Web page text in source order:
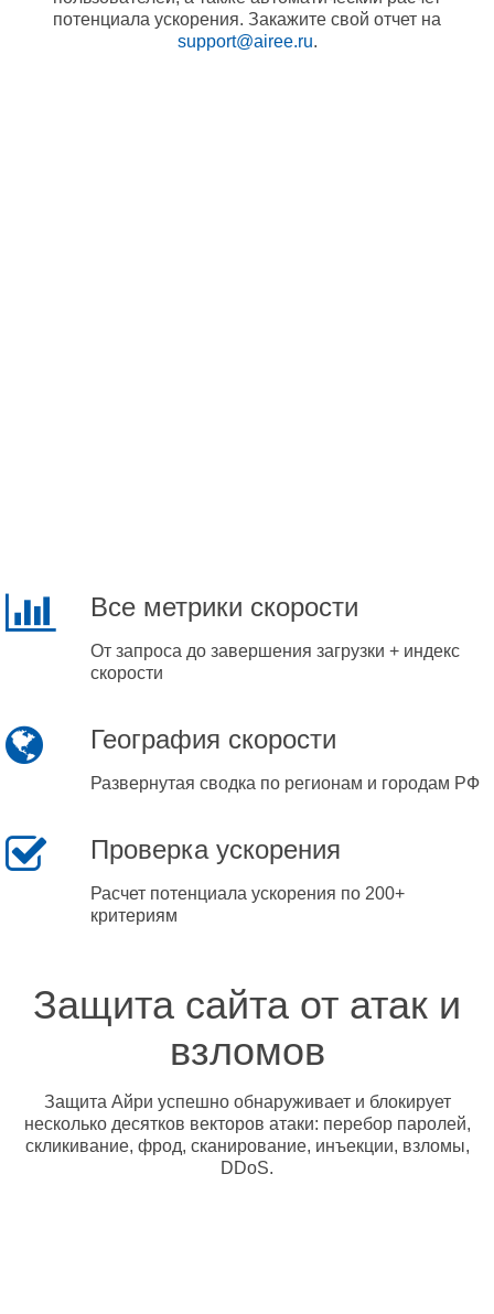
потенциала ускорения. Закажите свой отчет на
support@airee.ru.
Все метрики скорости
От запроса до завершения загрузки + индекс
скорости
География скорости
Развернутая сводка по регионам и городам РФ
Проверка ускорения
Расчет потенциала ускорения по 200+
критериям
Защита сайта от атак и
взломов
Защита Айри успешно обнаруживает и блокирует
несколько десятков векторов атаки: перебор паролей,
скликивание, фрод, сканирование, инъекции, взломы,
DDoS.